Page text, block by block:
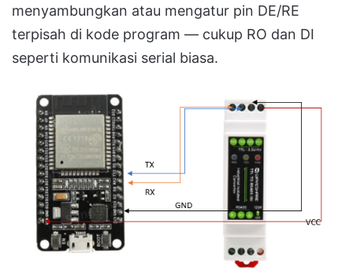
menyambungkan atau mengatur pin DE/RE
terpisah di kode program — cukup RO dan DI
seperti komunikasi serial biasa.